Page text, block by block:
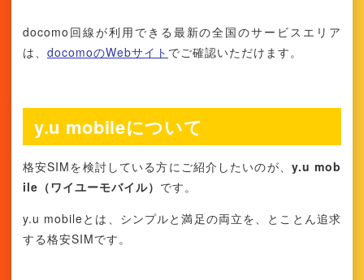
docomo回線が利用できる最新の全国のサービスエリア
は、 docomoのWebサイト でご確認いただけます。
y.u mobileについて
格安SIMを検討している方にご紹介したいのが、 y.u mob
ile（ワイユーモバイル） です。
y.u mobileとは、シンプルと満足の両立を、とことん追求
する格安SIMです。